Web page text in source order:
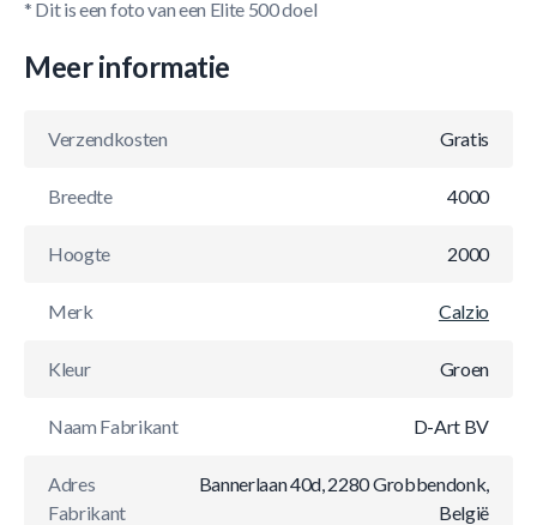
* Dit is een foto van een Elite 500 doel
Meer informatie
Verzendkosten Gratis
Breedte 4000
Hoogte 2000
Merk Calzio
Kleur Groen
Naam Fabrikant D-Art BV
Adres
Fabrikant
Bannerlaan 40d, 2280 Grobbendonk,
België